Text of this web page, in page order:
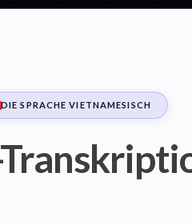
DIE SPRACHE VIETNAMESISCH